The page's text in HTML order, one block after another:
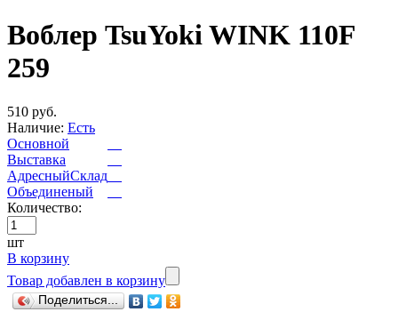
Воблер TsuYoki WINK 110F
259
510 руб.
Наличие: Есть
Основной
Выставка
АдресныйСклад
Объединеный
Количество:
шт
В корзину
Товар добавлен в корзину
Поделиться...